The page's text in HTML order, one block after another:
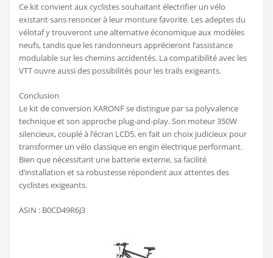
Ce kit convient aux cyclistes souhaitant électrifier un vélo
existant sans renoncer à leur monture favorite. Les adeptes du
vélotaf y trouveront une alternative économique aux modèles
neufs, tandis que les randonneurs apprécieront l’assistance
modulable sur les chemins accidentés. La compatibilité avec les
VTT ouvre aussi des possibilités pour les trails exigeants.
Conclusion
Le kit de conversion XARONF se distingue par sa polyvalence
technique et son approche plug-and-play. Son moteur 350W
silencieux, couplé à l’écran LCD5, en fait un choix judicieux pour
transformer un vélo classique en engin électrique performant.
Bien que nécessitant une batterie externe, sa facilité
d’installation et sa robustesse répondent aux attentes des
cyclistes exigeants.
ASIN : B0CD49R6J3